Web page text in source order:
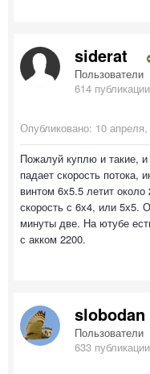
siderat
Пользователи
614 публикации
Опубликовано: 10
Пожалуй куплю и такие,
падает скорость потока,
винтом 6х5.5 летит
скорость с 6х4, или 5х5.
минуты две. На ютубе
с акком 2200.
slobodan
Пользователи
633 публикации